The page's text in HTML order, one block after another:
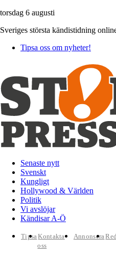
torsdag 6 augusti
Sveriges största kändistidning
Tipsa oss om nyheter!
Senaste nytt
Svenskt
Kungligt
Hollywood & Världen
Politik
Vi avslöjar
Kändisar A-Ö
TipsaKontakta
oss
Annonsera